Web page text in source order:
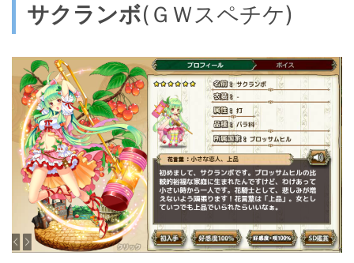
サクランボ(ＧＷスペチケ)